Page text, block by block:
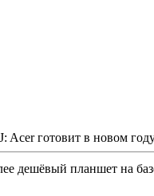
Acer готовит в новом
дешёвый планшет на